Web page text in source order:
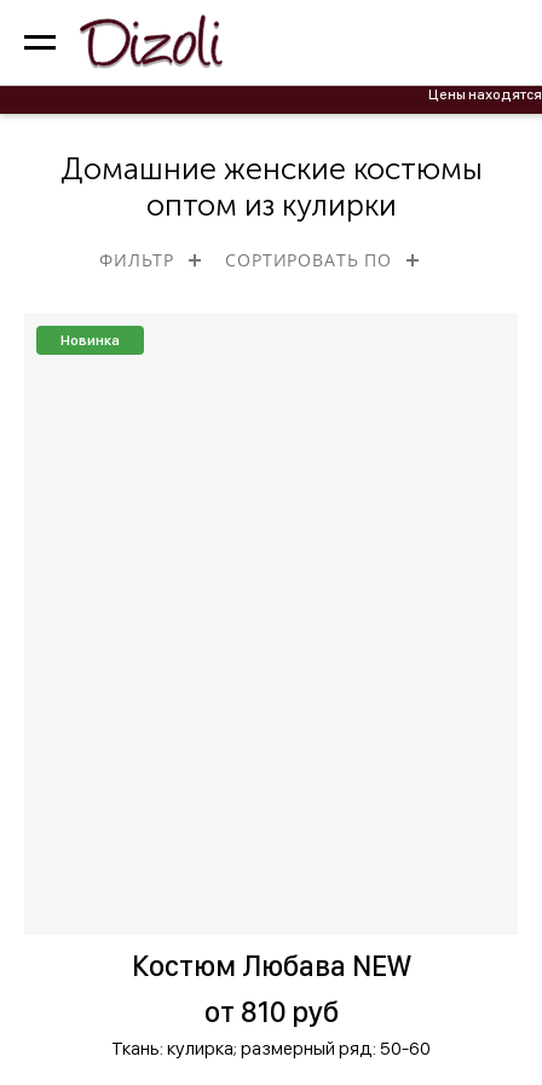
Цены находятся на оформлении!
Домашние женские костюмы
оптом из кулирки
ФИЛЬТР СОРТИРОВАТЬ ПО
Новинка
Костюм Любава NEW
от 810 руб
Ткань: кулирка; размерный ряд: 50-60